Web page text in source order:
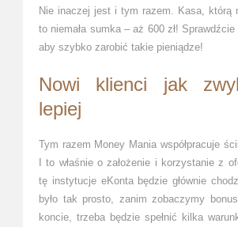
Nie inaczej jest i tym razem. Kasa, którą
to niemała sumka – aż 600 zł!
aby szybko zarobić takie pieniądze!
Nowi klienci jak
lepiej
Tym razem Money Mania współpracuje
I to właśnie o założenie i korzystanie z
tę instytucje eKonta będzie głównie
było tak prosto, zanim zobaczymy
koncie, trzeba będzie spełnić kilka